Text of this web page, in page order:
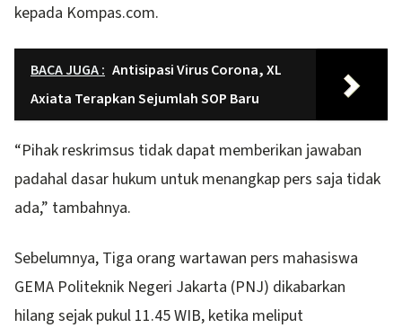
kepada Kompas.com.
BACA JUGA : Antisipasi Virus Corona, XL
Axiata Terapkan Sejumlah SOP Baru
“Pihak reskrimsus tidak dapat memberikan jawaban
padahal dasar hukum untuk menangkap pers saja tidak
ada,” tambahnya.
Sebelumnya, Tiga orang wartawan pers mahasiswa
GEMA Politeknik Negeri Jakarta (PNJ) dikabarkan
hilang sejak pukul 11.45 WIB, ketika meliput